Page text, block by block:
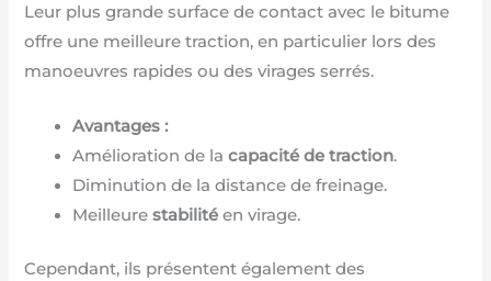
Leur plus grande surface de contact avec le bitume
offre une meilleure traction, en particulier lors des
manoeuvres rapides ou des virages serrés.
Avantages :
Amélioration de lacapacité de traction.
Diminution de la distance de freinage.
Meilleurestabilité en virage.
Cependant, ils présentent également des